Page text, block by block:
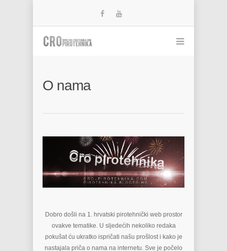
O nama
Dobro došli na 1. hrvatski pirotehnički web prostor
ovakve tematike. U sljedećih nekoliko redaka
pokušat ću ukratko ispričati našu prošlost i kako je
nastajala priča o nama na internetu. Sve je počelo